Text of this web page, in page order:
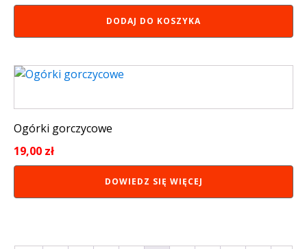
DODAJ DO KOSZYKA
Ogórki gorczycowe
19,00 zł
DOWIEDZ SIĘ WIĘCEJ